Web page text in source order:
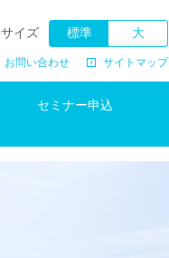
イズ 標準 大
お問い合わせ サイトマップ
セミナー申込